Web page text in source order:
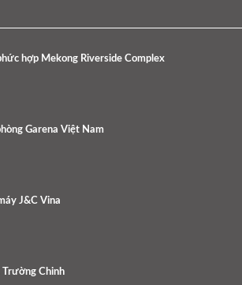
hợp Mekong Riverside Complex
Garena Việt Nam
J&C Vina
Trường Chinh